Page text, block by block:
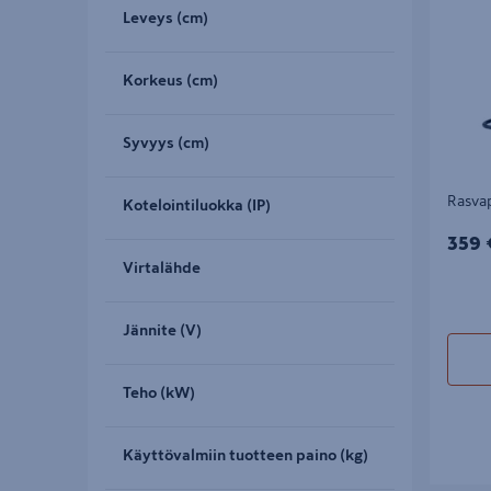
Leveys (cm)
Korkeus (cm)
Syvyys (cm)
Kotelointiluokka (IP)
Virtalähde
Jännite (V)
Teho (kW)
Käyttövalmiin tuotteen paino (kg)
359